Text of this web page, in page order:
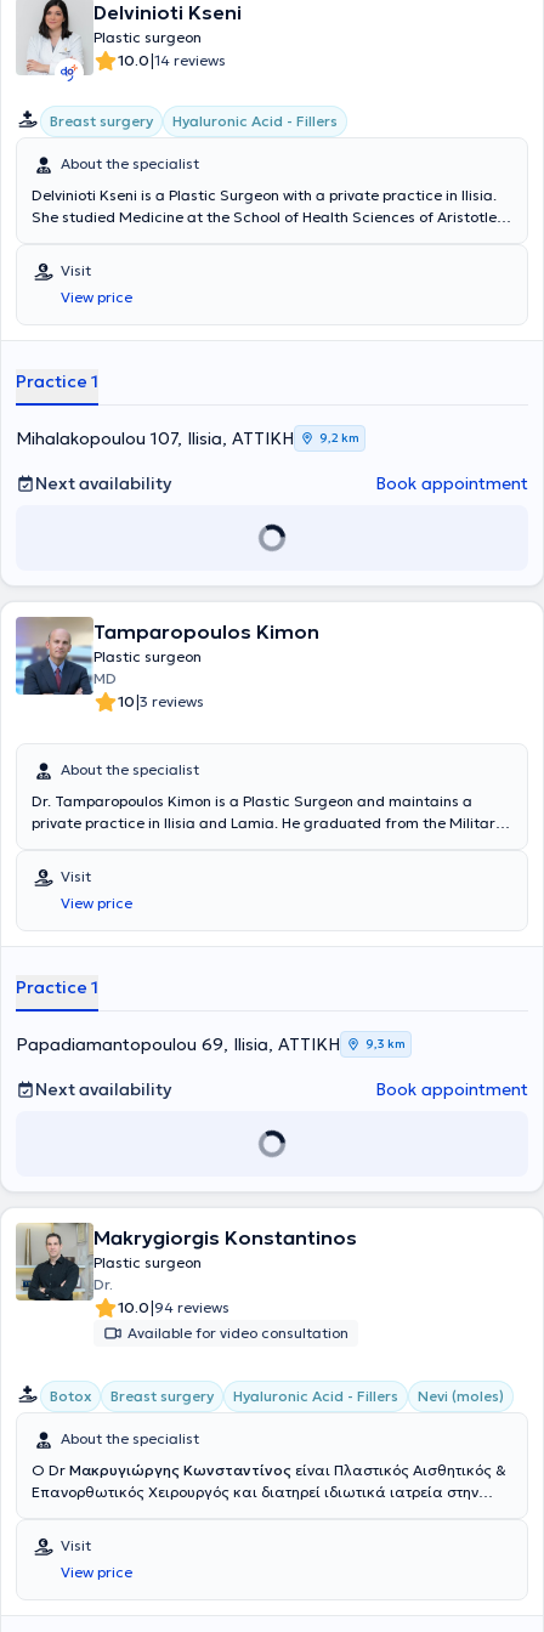
Delvinioti Kseni
Plastic surgeon
10.0|14 reviews
Breast surgery Hyaluronic Acid - Fillers
About the specialist
Delvinioti Kseni is a Plastic Surgeon with a private practice in Ilisia.
She studied Medicine at the School of Health Sciences of Aristotle
Plastic, Reconstructive, and Aesthetic Surgery from the Medical
Association of Berlin. She specialized and worked in clinics in
Germany, where she gained significant clinical experience and
training. Additionally, she specializes in liposuction, breast surgery,
Visit
View price
Practice 1
Mihalakopoulou 107, Ilisia, ΑΤΤΙΚΗ 9,2 km
Next availability Book appointment
Tamparopoulos Kimon
Plastic surgeon
MD
10|3 reviews
About the specialist
Dr. Tamparopoulos Kimon is a Plastic Surgeon and maintains a
private practice in Ilisia and Lamia. He graduated from the Military
Specifically, he specialized in Plastic Surgery and worked in several
hospitals in Athens. In 2007, he obtained his medical specialization
title in Plastic Surgery. Additionally, he completed further training at
the Plastic Surgery Center of St. Andrews at Broomfield Hospital in
Athens.
Visit
View price
Practice 1
Papadiamantopoulou 69, Ilisia, ΑΤΤΙΚΗ 9,3 km
Next availability Book appointment
Makrygiorgis Konstantinos
Plastic surgeon
Dr.
10.0|94 reviews
Available for video consultation
Botox Breast surgery Hyaluronic Acid - Fillers Nevi (moles)
About the specialist
Ο Dr Μακρυγιώργης Κωνσταντίνος είναι Πλαστικός Αισθητικός &
Επανορθωτικός Χειρουργός και διατηρεί ιδιωτικά ιατρεία στην
Καποδιστριακού Πανεπιστημίου Αθηνών. Υπηρέτησε στην Εθνική
Φρουρά Κύπρου, διατελώντας καθήκοντα ιατρού στο 106 ΣΝΕ
Λευκωσίας και εν συνεχεία, διορίστηκε αγροτικός ιατρός στο Γενικό
Νοσοκομείο Πύργου Ηλείας. Ειδικεύτηκε στη Χειρουργική Κλινική
Visit
View price